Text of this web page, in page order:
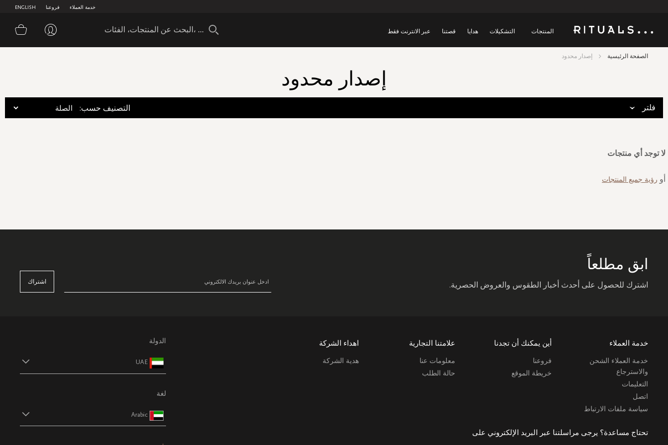
ENGLISH فروعنا خدمة العملاء
المنتجات التشكيلات هدايا قصتنا عبر الانترنت فقط سلة
الصفحة الرئيسية إصدار محدود
إصدار محدود
فلتر :التصنيف حسب
لا توجد أي منتجات
أو رؤية جميع المنتجات
ابق مطلعاً
اشترك للحصول على أحدث أخبار الطقوس والعروض الحصرية. اشتراك
خدمة العملاء
خدمة العملاء الشحن
والاسترجاع
التعليمات
اتصل
سياسة ملفات الارتباط
أين يمكنك أن تجدنا
فروعنا
خريطة الموقع
علامتنا التجارية
معلومات عنا
حالة الطلب
اهداء الشركة
هدية الشركة
تحتاج مساعدة؟ يرجى مراسلتنا عبر البريد الإلكتروني على
الدولة
UAE
لغة
Arabic